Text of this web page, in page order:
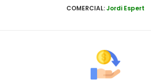
COMERCIAL:Jordi Espert